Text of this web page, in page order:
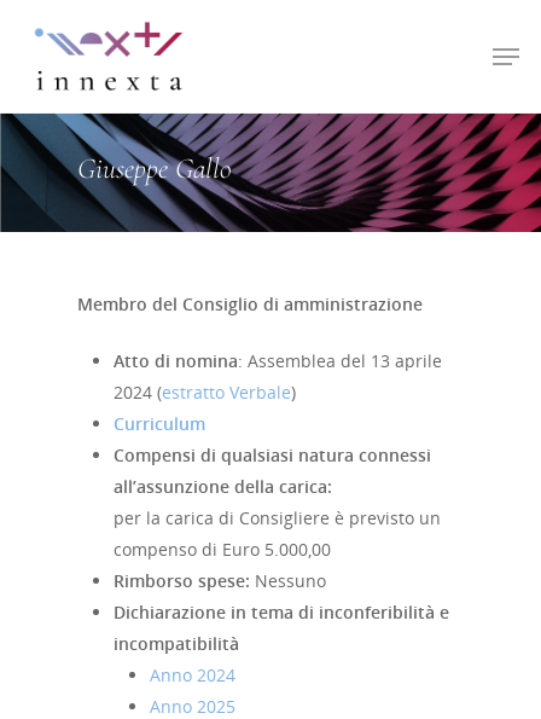
Hit enter to search or ESC to close
Giuseppe Gallo
Membro del Consiglio di amministrazione
Atto di nomina: Assemblea del 13 aprile
2024 (estratto Verbale)
Curriculum
Compensi di qualsiasi natura connessi
all’assunzione della carica:
per la carica di Consigliere è previsto un
compenso di Euro 5.000,00
Rimborso spese: Nessuno
Dichiarazione in tema di inconferibilità e
incompatibilità
Anno 2024
Anno 2025